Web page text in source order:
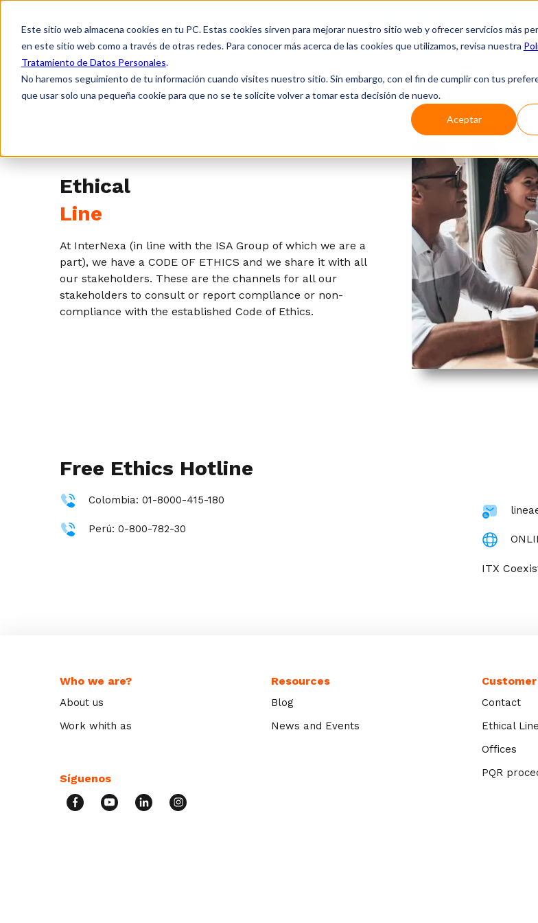
Este sitio web almacena cookies en tu PC. Estas cookies sirven para mejorar nuestro sitio web y ofrecer servicios más
en este sitio web como a través de otras redes. Para conocer más acerca de las cookies que utilizamos, revisa nuestra
Tratamiento de Datos Personales.
No haremos seguimiento de tu información cuando visites nuestro sitio. Sin embargo, con el fin de cumplir con tus
que usar solo una pequeña cookie para que no se te solicite volver a tomar esta decisión de nuevo.
Aceptar
Home About Us Solutions Blog
Ethical
Line
At InterNexa (in line with the ISA Group of which we are a
part), we have a CODE OF ETHICS and we share it with all
our stakeholders. These are the channels for all our
stakeholders to consult or report compliance or non-
compliance with the established Code of Ethics.
Free Ethics Hotline
Colombia: 01-8000-415-180
Perú: 0-800-782-30
ITX
Who we are?
About us
Work whith as
Síguenos
Resources
Blog
News and Events
Contact
Ethical Line
Offices
PQR